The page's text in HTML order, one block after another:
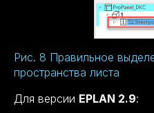
Рис. 8 Правильное
пространства листа
Для версии EPLAN 2.9: